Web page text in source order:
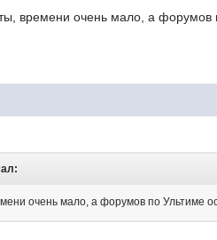
времени очень мало, а форумов
очень мало, а форумов по Ультиме